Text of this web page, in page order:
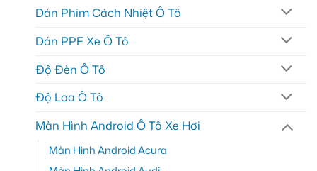
Dán Phim Cách Nhiệt Ô Tô
Dán PPF Xe Ô Tô
Độ Đèn Ô Tô
Độ Loa Ô Tô
Màn Hình Android Ô Tô Xe Hơi
Màn Hình Android Acura